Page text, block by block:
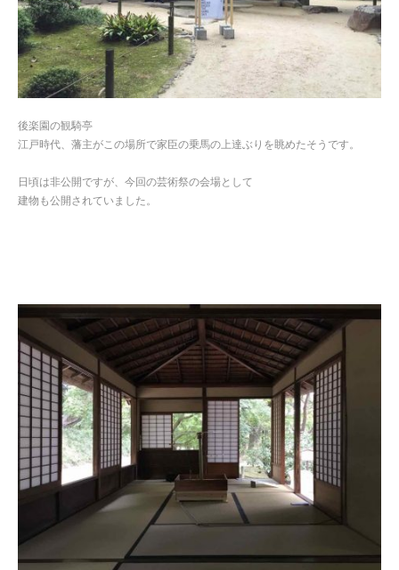
後楽園の観騎亭
江戸時代、藩主がこの場所で家臣の乗馬の上達ぶりを眺めたそうです。
日頃は非公開ですが、今回の芸術祭の会場として
建物も公開されていました。